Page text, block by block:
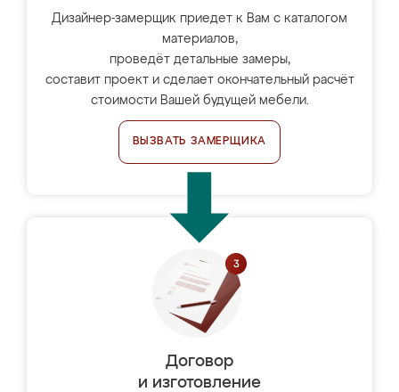
Дизайнер-замерщик приедет к Вам с каталогом
материалов,
проведёт детальные замеры,
составит проект и сделает окончательный расчёт
стоимости Вашей будущей мебели.
ВЫЗВАТЬ ЗАМЕРЩИКА
Договор
и изготовление